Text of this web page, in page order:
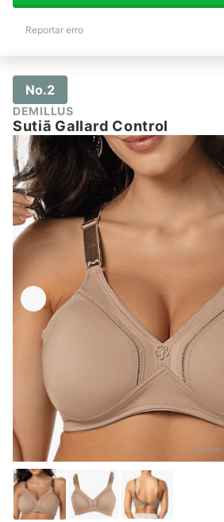
Reportar erro
No.2
DEMILLUS
Sutiã Gallard Control
Fonte: